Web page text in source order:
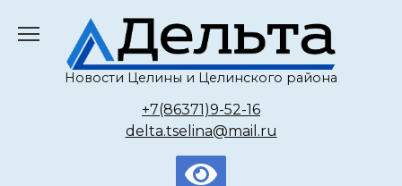
содержанию
Новости Целины и Целинского района
+7(86371)9-52-16
delta.tselina@mail.ru